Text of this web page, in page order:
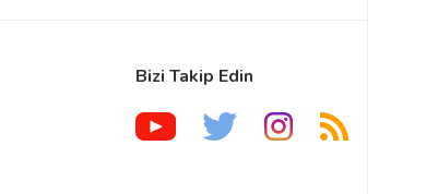
Bizi Takip Edin